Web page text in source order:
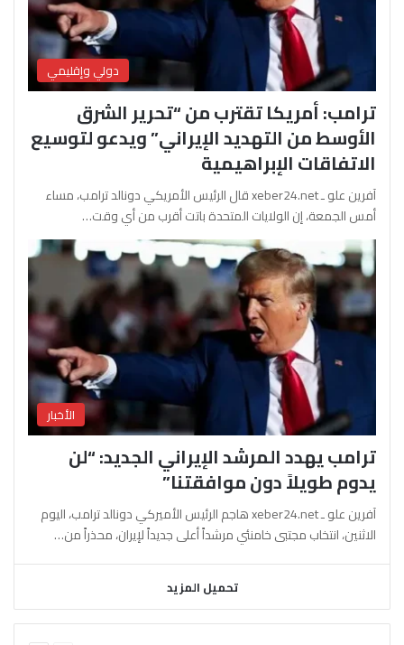
دولي وإقليمي
ترامب: أمريكا تقترب من “تحرير الشرق
الأوسط من التهديد الإيراني” ويدعو لتوسيع
الاتفاقات الإبراهيمية
آفرين علو ـ xeber24.net قال الرئيس الأمريكي دونالد ترامب، مساء
أمس الجمعة، إن الولايات المتحدة باتت أقرب من أي وقت…
الأخبار
ترامب يهدد المرشد الإيراني الجديد: “لن
يدوم طويلاً دون موافقتنا”
آفرين علو ـ xeber24.net هاجم الرئيس الأميركي دونالد ترامب، اليوم
الاثنين، انتخاب مجتبى خامنئي مرشداً أعلى جديداً لإيران، محذراً من…
تحميل المزيد